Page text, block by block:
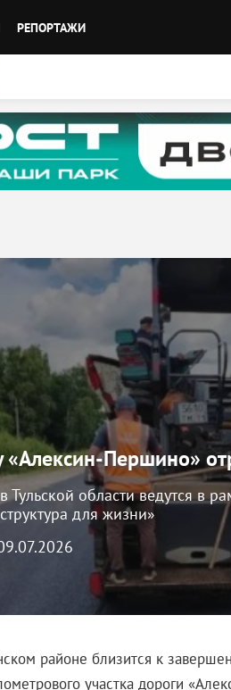
РЕПОРТАЖИ
«Алексин-Першино»
Тульской области ведутся в
для жизни»
районе близится к
участка дороги